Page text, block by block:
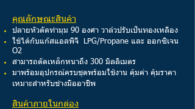
คุณลักษณะสินค้า
ปลายหัวตัดทำมุม 90 องศา วาล์วปรับเป็นทองเหลือง
ใช้ได้กับแก๊สแอลพีจี LPG/Propane และ ออกซิเจน
O2
สามารถตัดเหล็กหนาถึง 300 มิลลิเมตร
มาพร้อมอุปกรณ์ครบชุดพร้อมใช้งาน คุ้มค่า คุ้มราคา
เหมาะสำหรับช่างมืออาชีพ
สินค้าภายในกล่อง